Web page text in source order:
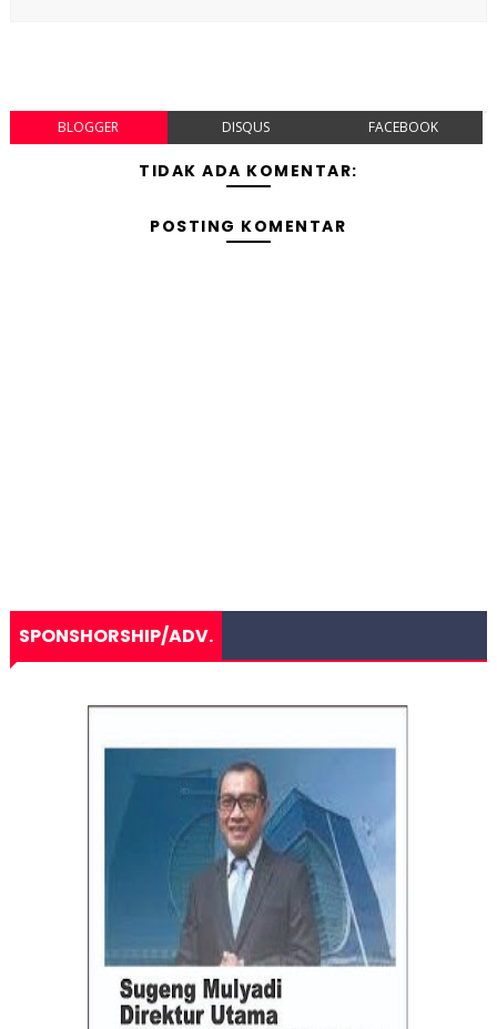
BLOGGER DISQUS FACEBOOK
TIDAK ADA KOMENTAR:
POSTING KOMENTAR
SPONSHORSHIP/ADV.